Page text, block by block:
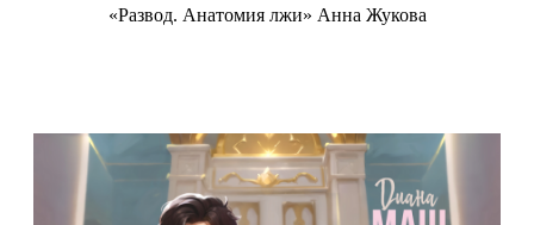
«Развод. Анатомия лжи» Анна Жукова